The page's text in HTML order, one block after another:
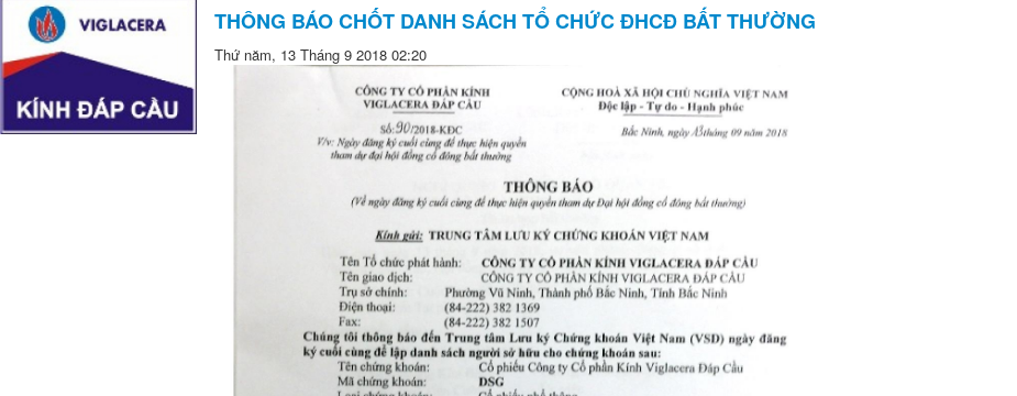
THÔNG BÁO CHỐT DANH SÁCH TỔ CHỨC ĐHCĐ BẤT THƯỜNG
Thứ năm, 13 Tháng 9 2018 02:20